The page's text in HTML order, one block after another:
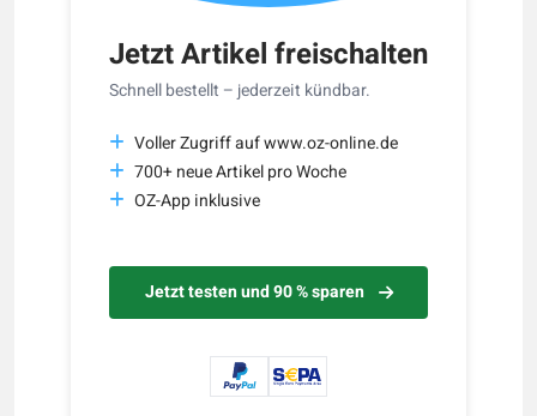
Jetzt Artikel freischalten
Schnell bestellt – jederzeit kündbar.
Voller Zugriff auf www.oz-online.de
700+ neue Artikel pro Woche
OZ-App inklusive
Jetzt testen und 90 % sparen